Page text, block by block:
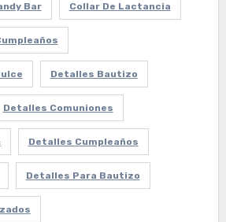
Bar Collar De Lactancia
Detalles Bautizo
Detalles Comuniones
Detalles Cumpleaños
Detalles Para Bautizo